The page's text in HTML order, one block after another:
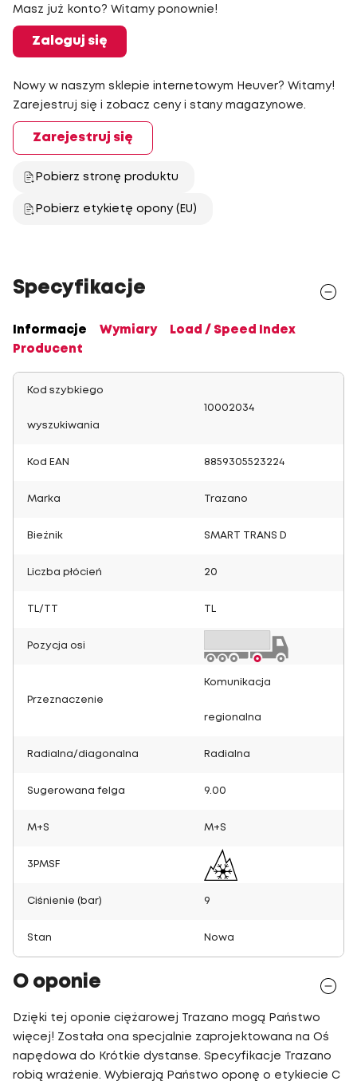
Masz już konto? Witamy ponownie!
Zaloguj się
Nowy w naszym sklepie internetowym Heuver? Witamy!
Zarejestruj się i zobacz ceny i stany magazynowe.
Zarejestruj się
Pobierz stronę produktu
Pobierz etykietę opony (EU)
Specyfikacje
Informacje Wymiary
Load / Speed Index
Producent
Kod szybkiego
wyszukiwania
10002034
Kod EAN 8859305523224
Marka Trazano
Bieżnik SMART TRANS D
Liczba płócień 20
TL/TT
Pozycja osi
Przeznaczenie
Komunikacja
regionalna
Radialna/diagonalna Radialna
Sugerowana felga 9.00
M+S M+S
3PMSF
Ciśnienie (bar) 9
Stan Nowa
O oponie
Dzięki tej oponie ciężarowej Trazano mogą Państwo
więcej! Została ona specjalnie zaprojektowana na Oś
napędowa do Krótkie dystanse. Specyfikacje Trazano
robią wrażenie. Wybierają Państwo oponę o etykiecie C